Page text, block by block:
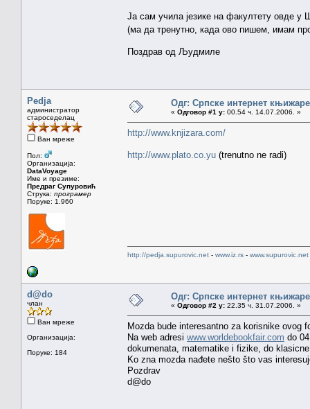
Ја сам учила језике на факултету овде у
(ма да тренутно, када ово пишем, имам
Поздрав од Људмиле
Pedja
администратор
староседелац
Ван мреже
Пол:
Организација:
DataVoyage
Име и презиме:
Предраг Супуровић
Струка: програмер
Поруке: 1.960
Одг: Српске интернет
« Одговор #1 у: 00.54 ч. 14.07.2006. »
http://www.knjizara.com/
http://www.plato.co.yu (trenutno ne radi)
http://pedja.supurovic.net - www.iz.rs - www.supurovic.net
d@do
члан
Ван мреже
Организација:
Поруке: 184
Одг: Српске интернет
« Одговор #2 у: 22.35 ч. 31.07.2006. »
Mozda bude interesantno za korisnike ovog
Na web adresi www.worldebookfair.com do
dokumenata, matematike i fizike, do
Ko zna mozda nađete nešto što vas
Pozdrav
d@do